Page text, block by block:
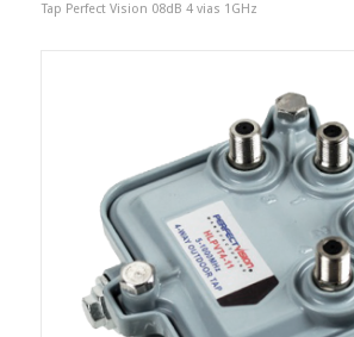
Tap Perfect Vision 08dB 4 vias 1GHz